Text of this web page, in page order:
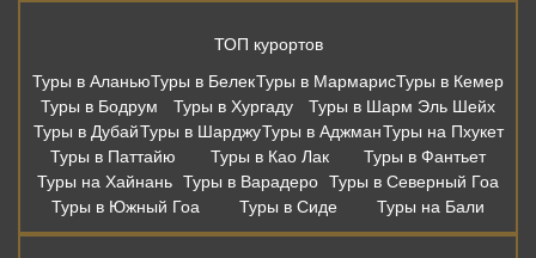
ТОП курортов
Туры в АланьюТуры в БелекТуры в МармарисТуры в Кемер
Туры в Бодрум
Туры в Хургаду
Туры в Шарм Эль Шейх
Туры в ДубайТуры в ШарджуТуры в АджманТуры на Пхукет
Туры в Паттайю
Туры в Као Лак
Туры в Фантьет
Туры на Хайнань Туры в Варадеро Туры в Северный Гоа
Туры в Южный Гоа
Туры в Сиде Туры на Бали